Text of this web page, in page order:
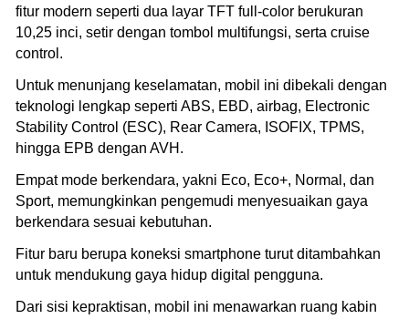
fitur modern seperti dua layar TFT full-color berukuran
10,25 inci, setir dengan tombol multifungsi, serta cruise
control.
Untuk menunjang keselamatan, mobil ini dibekali dengan
teknologi lengkap seperti ABS, EBD, airbag, Electronic
Stability Control (ESC), Rear Camera, ISOFIX, TPMS,
hingga EPB dengan AVH.
Empat mode berkendara, yakni Eco, Eco+, Normal, dan
Sport, memungkinkan pengemudi menyesuaikan gaya
berkendara sesuai kebutuhan.
Fitur baru berupa koneksi smartphone turut ditambahkan
untuk mendukung gaya hidup digital pengguna.
Dari sisi kepraktisan, mobil ini menawarkan ruang kabin